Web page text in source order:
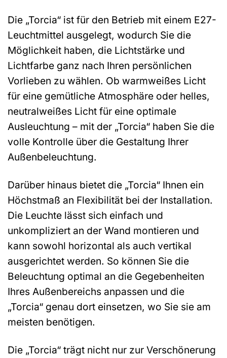
Die „Torcia“ ist für den Betrieb mit einem E27-
Leuchtmittel ausgelegt, wodurch Sie die
Möglichkeit haben, die Lichtstärke und
Lichtfarbe ganz nach Ihren persönlichen
Vorlieben zu wählen. Ob warmweißes Licht
für eine gemütliche Atmosphäre oder helles,
neutralweißes Licht für eine optimale
Ausleuchtung – mit der „Torcia“ haben Sie die
volle Kontrolle über die Gestaltung Ihrer
Außenbeleuchtung.
Darüber hinaus bietet die „Torcia“ Ihnen ein
Höchstmaß an Flexibilität bei der Installation.
Die Leuchte lässt sich einfach und
unkompliziert an der Wand montieren und
kann sowohl horizontal als auch vertikal
ausgerichtet werden. So können Sie die
Beleuchtung optimal an die Gegebenheiten
Ihres Außenbereichs anpassen und die
„Torcia“ genau dort einsetzen, wo Sie sie am
meisten benötigen.
Die „Torcia“ trägt nicht nur zur Verschönerung